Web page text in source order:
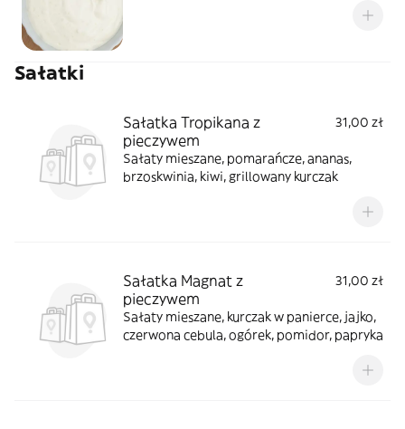
Sałatki
Sałatka Tropikana z
pieczywem
31,00 zł
Sałaty mieszane, pomarańcze, ananas,
brzoskwinia, kiwi, grillowany kurczak
Sałatka Magnat z
pieczywem
31,00 zł
Sałaty mieszane, kurczak w panierce, jajko,
czerwona cebula, ogórek, pomidor, papryka